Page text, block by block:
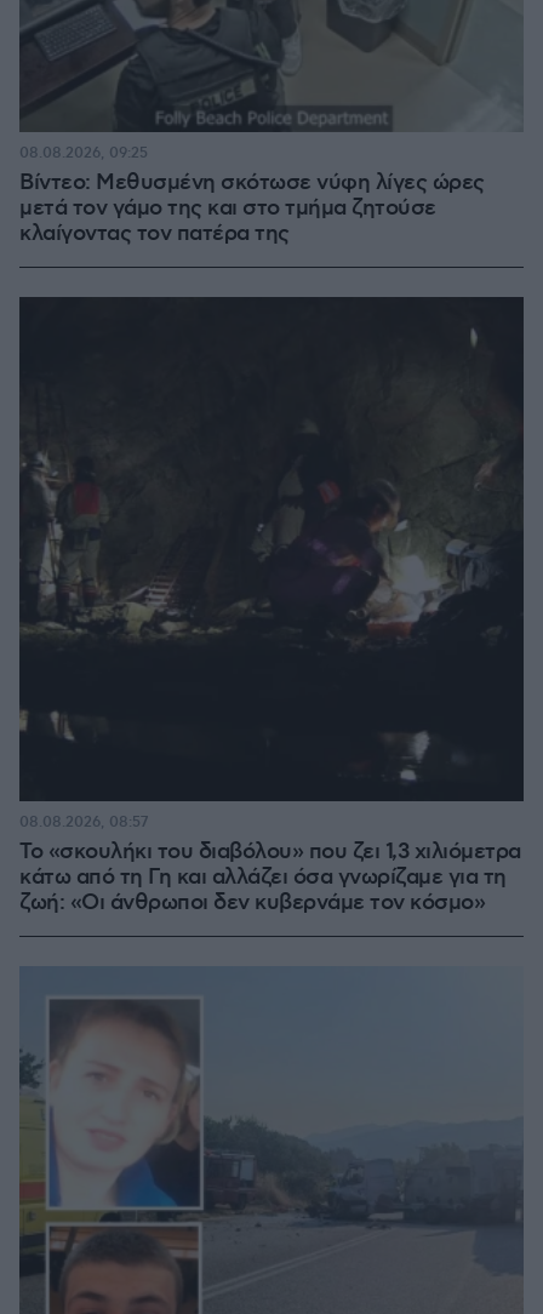
Βίντεο: Μεθυσμένη σκότωσε νύφη λίγες ώρες
μετά τον γάμο της και στο τμήμα ζητούσε
κλαίγοντας τον πατέρα της
08.08.2026, 09:25
Το «σκουλήκι του διαβόλου» που ζει 1,3 χιλιόμετρα
κάτω από τη Γη και αλλάζει όσα γνωρίζαμε για τη
ζωή: «Οι άνθρωποι δεν κυβερνάμε τον κόσμο»
08.08.2026, 08:57